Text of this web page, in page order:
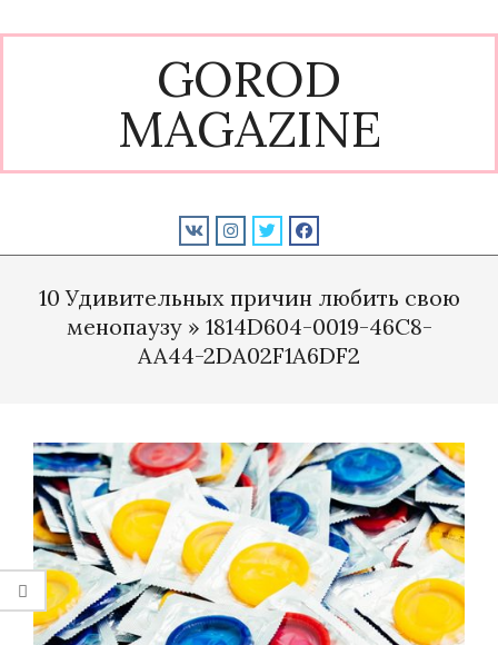
to
GOROD
MAGAZINE
Navigation10 Удивительных причин любить свою
менопаузу » 1814D604-0019-46C8-
AA44-2DA02F1A6DF2